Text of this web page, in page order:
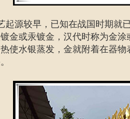
起源较早，已知在战国时期就
金或汞镀金，汉代时称为金
使水银蒸发，金就附着在器